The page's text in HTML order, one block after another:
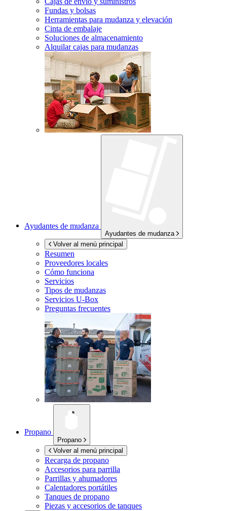
Fundas y bolsas
Herramientas para mudanza y elevación
Cinta de embalaje
Soluciones de almacenamiento
Alquilar cajas para mudanzas
Ayudantes de mudanza
Ayudantes de mudanza
Volver al menú principal
Resumen
Proveedores locales
Cómo funciona
Servicios
Tipos de mudanzas
Servicios U-Box
Preguntas frecuentes
Propano
Propano
Volver al menú principal
Recarga de propano
Accesorios para parrilla
Parrillas y ahumadores
Calentadores portátiles
Tanques de propano
Piezas y accesorios de tanques